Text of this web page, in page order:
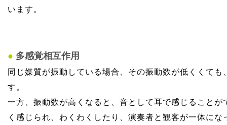
います。
● 多感覚相互作用
同じ媒質が振動している場合、その振動数が低くくて
す。
一方、振動数が高くなると、音として耳で感じること
く感じられ、わくわくしたり、演奏者と観客が一体に